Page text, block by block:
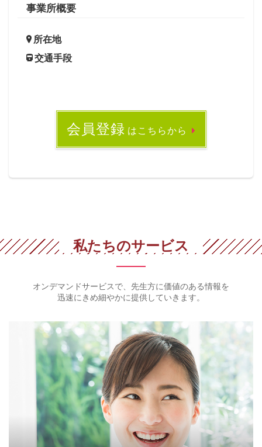
事業所概要
所在地
交通手段
会員登録 はこちらから
私たちのサービス
オンデマンドサービスで、先生方に価値のある情報を
迅速にきめ細やかに提供していきます。